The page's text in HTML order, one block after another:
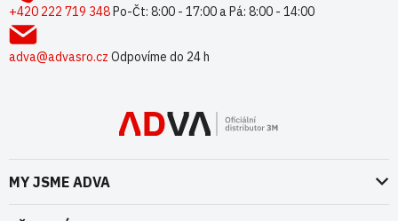
+420 222 719 348Po-Čt: 8:00 - 17:00 a Pá: 8:00 - 14:00
adva@advasro.cz Odpovíme do 24 h
MY JSME ADVA